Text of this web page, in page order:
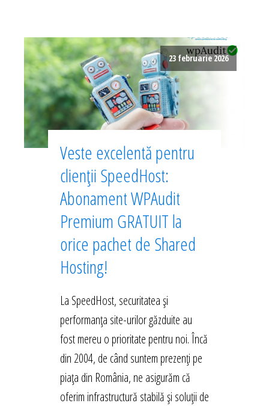
23 februarie 2026
Veste excelentă pentru
clienții SpeedHost:
Abonament WPAudit
Premium GRATUIT la
orice pachet de Shared
Hosting!
La SpeedHost, securitatea și
performanța site-urilor găzduite au
fost mereu o prioritate pentru noi. Încă
din 2004, de când suntem prezenți pe
piața din România, ne asigurăm că
oferim infrastructură stabilă și soluții de